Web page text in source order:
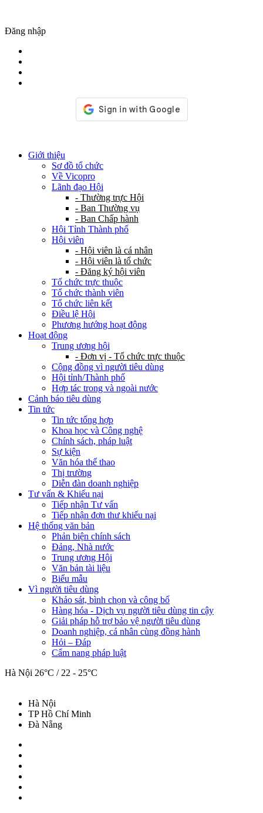
Đăng nhập
Giới thiệu
Sơ đồ tổ chức
Về Vicopro
Lãnh đạo Hội
- Thường trực Hội
- Ban Thường vụ
- Ban Chấp hành
Hội Tỉnh Thành phố
Hội viên
- Hội viên là cá nhân
- Hội viên là tổ chức
- Đăng ký hội viên
Tổ chức trực thuộc
Tổ chức thành viên
Tổ chức liên kết
Điều lệ Hội
Phương hướng hoạt động
Hoạt động
Trung ương hội
- Đơn vị - Tổ chức trực thuộc
Cộng đồng vì người tiêu dùng
Hội tỉnh/Thành phố
Hợp tác trong và ngoài nước
Cảnh báo tiêu dùng
Tin tức
Tin tức tổng hợp
Khoa học và Công nghệ
Chính sách, pháp luật
Sự kiện
Văn hóa thể thao
Thị trường
Diễn đàn doanh nghiệp
Tư vấn & Khiếu nại
Tiếp nhận Tư vấn
Tiếp nhận đơn thư khiếu nại
Hệ thống văn bản
Phản biện chính sách
Đảng, Nhà nước
Trung ương Hội
Văn bản tài liệu
Biểu mẫu
Vì người tiêu dùng
Khảo sát, bình chọn và công bố
Hàng hóa - Dịch vụ người tiêu dùng tin cậy
Giải pháp hỗ trợ bảo vệ người tiêu dùng
Doanh nghiệp, cá nhân cùng đồng hành
Hỏi – Đáp
Cẩm nang pháp luật
Hà Nội 26°C / 22 - 25°C
Hà Nội
TP Hồ Chí Minh
Đà Nẵng